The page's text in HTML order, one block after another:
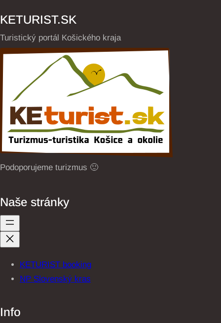
KETURIST.SK
Turistický portál Košického kraja
Podoporujeme turizmus 🙂
Naše stránky
KETURIST booking
NP Slovenský kras
Info